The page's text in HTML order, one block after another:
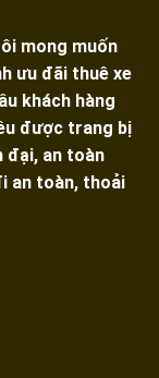
mong muốn
ưu đãi thuê xe
khách hàng
được trang bị
đại, an toàn
an toàn, thoải